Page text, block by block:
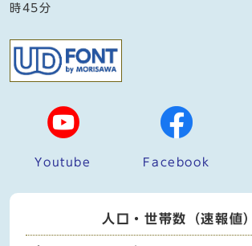
時45分
Youtube Facebook
人口・世帯数（速報値）